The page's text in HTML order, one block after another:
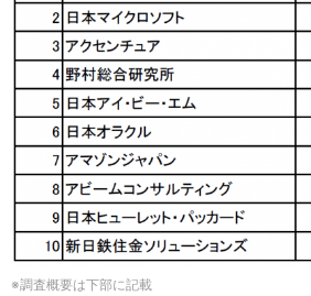
※調査概要は下部に記載